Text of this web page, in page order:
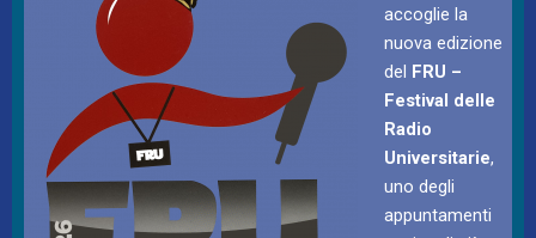
accoglie la
nuova edizione
del FRU –
Festival delle
Radio
Universitarie,
uno degli
appuntamenti